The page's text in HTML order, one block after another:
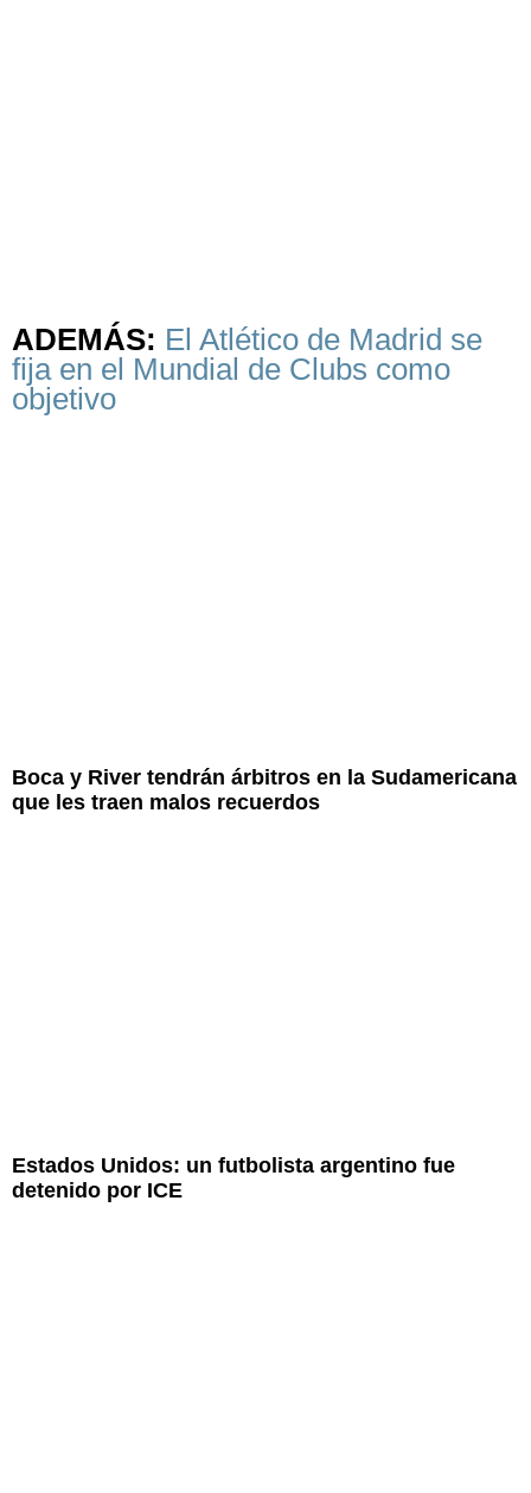
ADEMÁS: El Atlético de Madrid se
fija en el Mundial de Clubs como
objetivo
Boca y River tendrán árbitros en la Sudamericana
que les traen malos recuerdos
Estados Unidos: un futbolista argentino fue
detenido por ICE